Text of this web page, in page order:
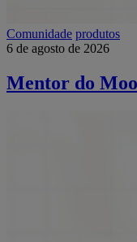
Comunidade produtos
6 de agosto de 2026
Mentor do